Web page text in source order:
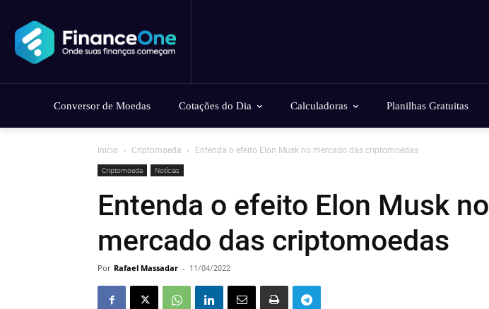
Conversor de Moedas Cotações do Dia Calculadoras Planilhas Gratuitas
Início Criptomoeda Entenda o efeito Elon Musk no mercado das criptomoedas
Criptomoeda Notícias
Entenda o efeito Elon Musk no
mercado das criptomoedas
Por Rafael Massadar - 11/04/2022